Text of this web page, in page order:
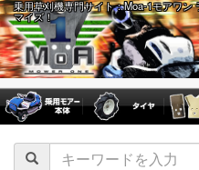
乗用草刈機専門サイト：Moa-1モアワン
マイズ！